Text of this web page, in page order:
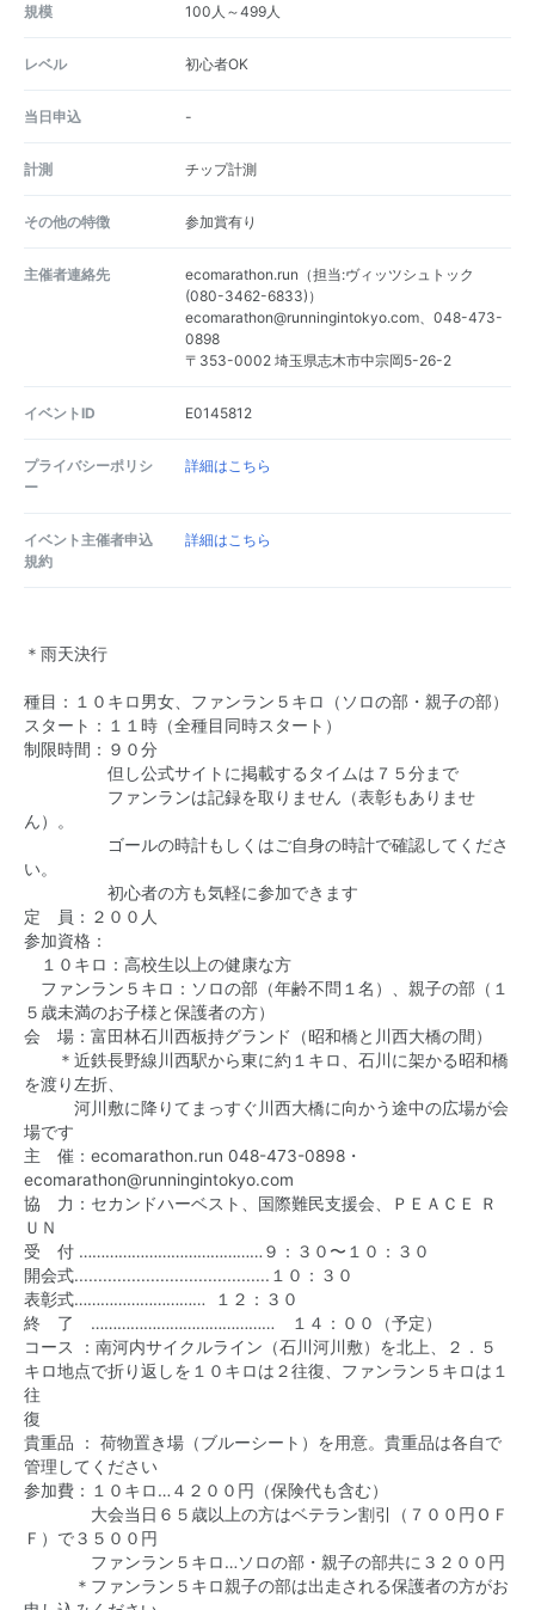
規模 100人～499人
レベル 初心者OK
当日申込 -
計測 チップ計測
その他の特徴 参加賞有り
主催者連絡先
ecomarathon.run（担当:ヴィッツシュトック
(080-3462-6833)）
ecomarathon@runningintokyo.com、048-473-
0898
〒353-0002 埼玉県志木市中宗岡5-26-2
イベントID E0145812
プライバシーポリシ
ー
詳細はこちら
イベント主催者申込
規約
詳細はこちら
＊雨天決行
種目：１０キロ男女、ファンラン５キロ（ソロの部・親子の部）
スタート：１１時（全種目同時スタート）
制限時間：９０分
但し公式サイトに掲載するタイムは７５分まで
ファンランは記録を取りません（表彰もありませ
ん）。
ゴールの時計もしくはご自身の時計で確認してくださ
い。
初心者の方も気軽に参加できます
定 員：２００人
参加資格：
１０キロ：高校生以上の健康な方
ファンラン５キロ：ソロの部（年齢不問１名）、親子の部（１
５歳未満のお子様と保護者の方）
会 場：富田林石川西板持グランド（昭和橋と川西大橋の間）
＊近鉄長野線川西駅から東に約１キロ、石川に架かる昭和橋
を渡り左折、
河川敷に降りてまっすぐ川西大橋に向かう途中の広場が会
場です
主 催：ecomarathon.run 048-473-0898・
ecomarathon@runningintokyo.com
協 力：セカンドハーベスト、国際難民支援会、ＰＥＡＣＥ Ｒ
ＵＮ
受 付 ……………………………………９：３０〜１０：３０
開会式.........................................１０：３０
表彰式………………………… １２：３０
終 了 …………………………………… １４：００（予定）
コース ：南河内サイクルライン（石川河川敷）を北上、２．５
キロ地点で折り返しを１０キロは２往復、ファンラン５キロは１
往
貴重品 ： 荷物置き場（ブルーシート）を用意。貴重品は各自で
管理してください
参加費：１０キロ…４２００円（保険代も含む）‪
大会当日６５歳以上の方はベテラン割引（７００円ＯＦ
Ｆ）で３５００円
ファンラン５キロ…ソロの部・親子の部共に３２００円
＊ファンラン５キロ親子の部は出走される保護者の方がお